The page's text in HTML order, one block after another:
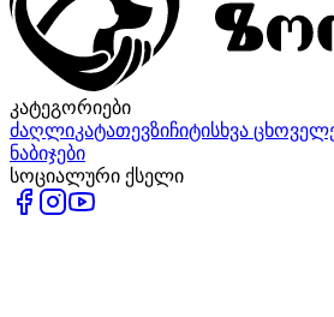
კატეგორიები
ძაღლიკატათევზიჩიტისხვა
ნაბიჯები
სოციალური ქსელი